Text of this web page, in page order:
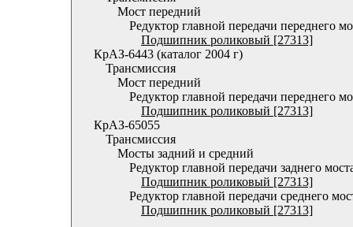
Мост передний
Редуктор главной передачи переднего
Подшипник роликовый [27313]
КрАЗ-6443 (каталог 2004 г)
Трансмиссия
Мост передний
Редуктор главной передачи переднего
Подшипник роликовый [27313]
КрАЗ-65055
Трансмиссия
Мосты задний и средний
Редуктор главной передачи заднего
Подшипник роликовый [27313]
Редуктор главной передачи среднего
Подшипник роликовый [27313]